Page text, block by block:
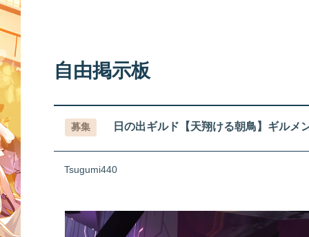
アップ
自由掲示板
募集 日の出ギルド【天翔ける朝鳥】ギルメ
Tsugumi440